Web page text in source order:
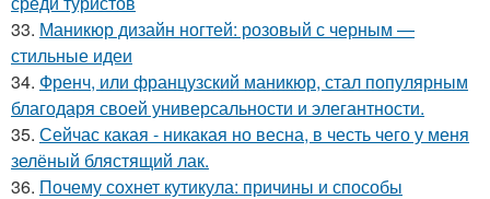
33. Маникюр дизайн ногтей: розовый с черным —
стильные идеи
34. Френч, или французский маникюр, стал популярным
благодаря своей универсальности и элегантности.
35. Сейчас какая - никакая но весна, в честь чего у меня
зелёный блястящий лак.
36. Почему сохнет кутикула: причины и способы